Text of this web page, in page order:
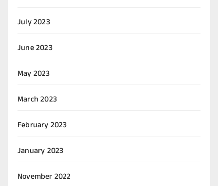
July 2023
June 2023
May 2023
March 2023
February 2023
January 2023
November 2022